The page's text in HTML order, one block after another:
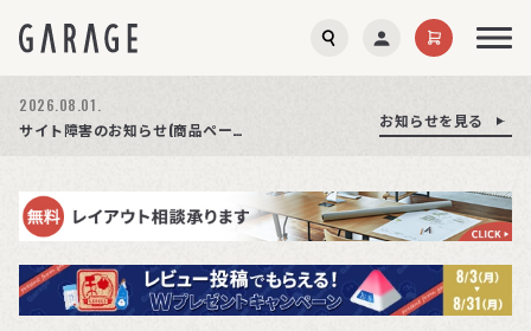
お知らせを見る
商品ページ障害復旧のお知らせ お知らせを見る
2026.08.01.
サイト障害のお知らせ(商品ページが正常に表示されない事象発生)
お知らせを見る